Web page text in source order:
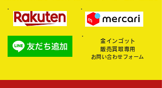
金インゴット
販売買取専用
お問い合わせフォーム